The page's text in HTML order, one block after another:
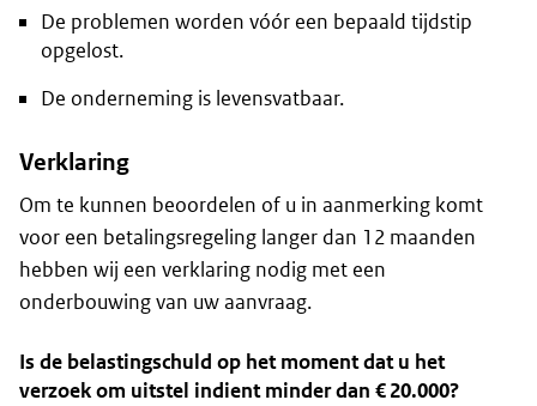
De problemen worden vóór een bepaald tijdstip
opgelost.
De onderneming is levensvatbaar.
Verklaring
Om te kunnen beoordelen of u in aanmerking komt
voor een betalingsregeling langer dan 12 maanden
hebben wij een verklaring nodig met een
onderbouwing van uw aanvraag.
Is de belastingschuld op het moment dat u het
verzoek om uitstel indient minder dan € 20.000?